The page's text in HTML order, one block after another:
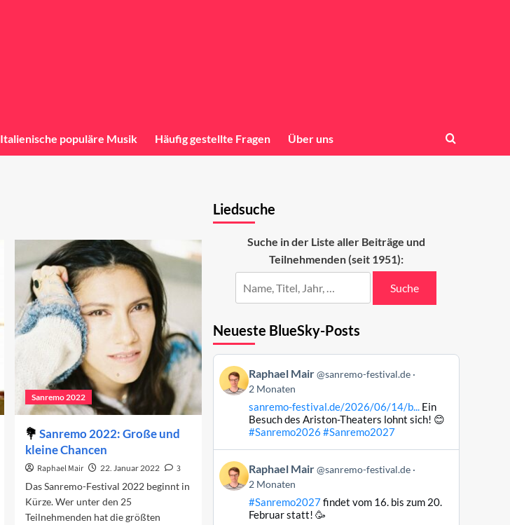
Italienische populäre Musik Häufig gestellte Fragen Über uns
Sanremo 2022
Sanremo 2022: Große und
kleine Chancen
Raphael Mair 22. Januar 2022
3
Das Sanremo-Festival 2022 beginnt in
Kürze. Wer unter den 25
Teilnehmenden hat die größten
Liedsuche
Suche in der Liste aller Beiträge und
Teilnehmenden (seit 1951):
Suche
Neueste BlueSky-Posts
Beitrag
von
Raphael
Raphael Mair @sanremo-festival.de
2 Monaten
sanremo-festival.de/2026/06/14/b...Ein
Besuch des Ariston-Theaters lohnt sich! 😊
#Sanremo2026 #Sanremo2027
Beitrag
von
Raphael
Raphael Mair @sanremo-festival.de
2 Monaten
#Sanremo2027findet vom 16. bis zum 20.
Februar statt! 🥳